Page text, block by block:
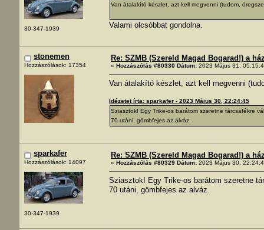
30-347-1939
Van átalakító készlet, azt kell megvenni (tudom,
Valami olcsóbbat gondolna.
stonemen
Hozzászólások: 17354
Re: SZMB (Szereld Magad Bogarad!) a
« Hozzászólás #80330 Dátum: 2023 Május 31,
Van átalakító készlet, azt kell megvenni
Idézetet írta: sparkafer - 2023 Május 30, 22:24:45
Sziasztok! Egy Trike-os barátom szeretne tárcsafékre
70 utáni, gömbfejes az alváz.
sparkafer
Hozzászólások: 14097
30-347-1939
Re: SZMB (Szereld Magad Bogarad!) a
« Hozzászólás #80329 Dátum: 2023 Május 30,
Sziasztok! Egy Trike-os barátom szeretne
70 utáni, gömbfejes az alváz.